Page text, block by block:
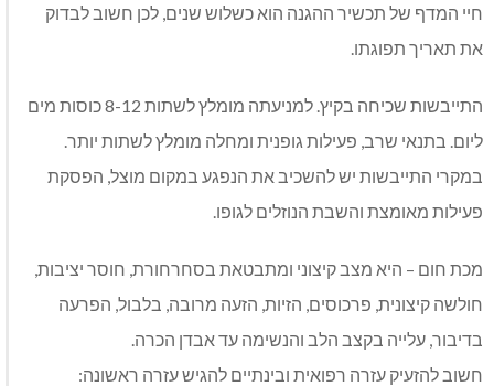
חיי המדף של תכשיר ההגנה הוא כשלוש שנים, לכן חשוב לבדוק
את תאריך תפוגתו.
התייבשות שכיחה בקיץ. למניעתה מומלץ לשתות 8-12 כוסות מים
ליום. בתנאי שרב, פעילות גופנית ומחלה מומלץ לשתות יותר.
במקרי התייבשות יש להשכיב את הנפגע במקום מוצל, הפסקת
פעילות מאומצת והשבת הנוזלים לגופו.
מכת חום – היא מצב קיצוני ומתבטאת בסחרחורת, חוסר יציבות,
חולשה קיצונית, פרכוסים, הזיות, הזעה מרובה, בלבול, הפרעה
בדיבור, עלייה בקצב הלב והנשימה עד אבדן הכרה.
חשוב להזעיק עזרה רפואית ובינתיים להגיש עזרה ראשונה: